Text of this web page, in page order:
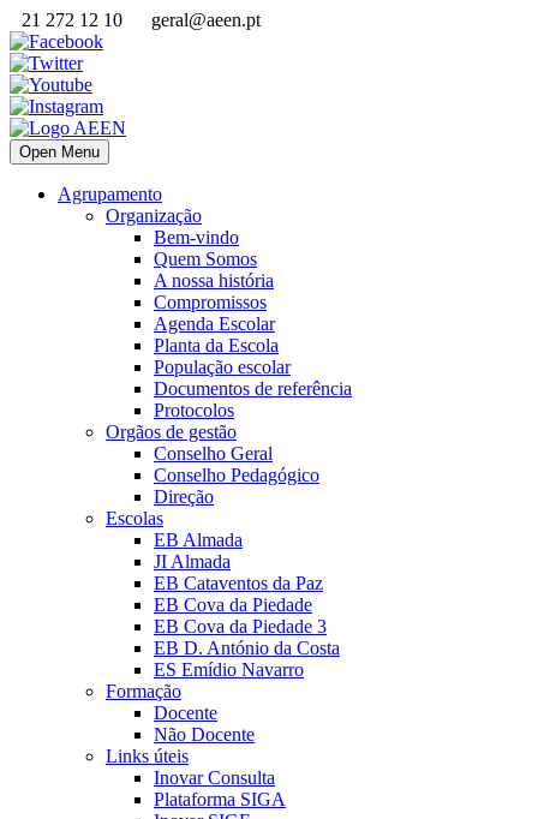
21 272 12 10 geral@aeen.pt
Open Menu
Agrupamento
Organização
Bem-vindo
Quem Somos
A nossa história
Compromissos
Agenda Escolar
Planta da Escola
População escolar
Documentos de referência
Protocolos
Orgãos de gestão
Conselho Geral
Conselho Pedagógico
Direção
Escolas
EB Almada
JI Almada
EB Cataventos da Paz
EB Cova da Piedade
EB Cova da Piedade 3
EB D. António da Costa
ES Emídio Navarro
Formação
Docente
Não Docente
Links úteis
Inovar Consulta
Plataforma SIGA